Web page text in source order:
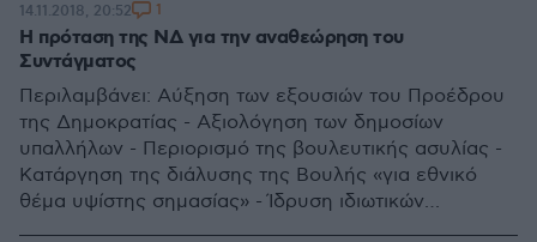
Η πρόταση της ΝΔ για την αναθεώρηση του
Συντάγματος
Περιλαμβάνει: Αύξηση των εξουσιών του Προέδρου
της Δημοκρατίας - Αξιολόγηση των δημοσίων
υπαλλήλων - Περιορισμό της βουλευτικής ασυλίας -
Κατάργηση της διάλυσης της Βουλής «για εθνικό
θέμα υψίστης σημασίας» - Ίδρυση ιδιωτικών
14.11.2018, 20:52 1